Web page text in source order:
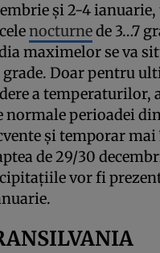
şi 2-4
nocturnede 3…7
maximelor se va
grade. Doar pentru
a temperaturilor,
normale perioadei
şi temporar
de 29/30
vor fi